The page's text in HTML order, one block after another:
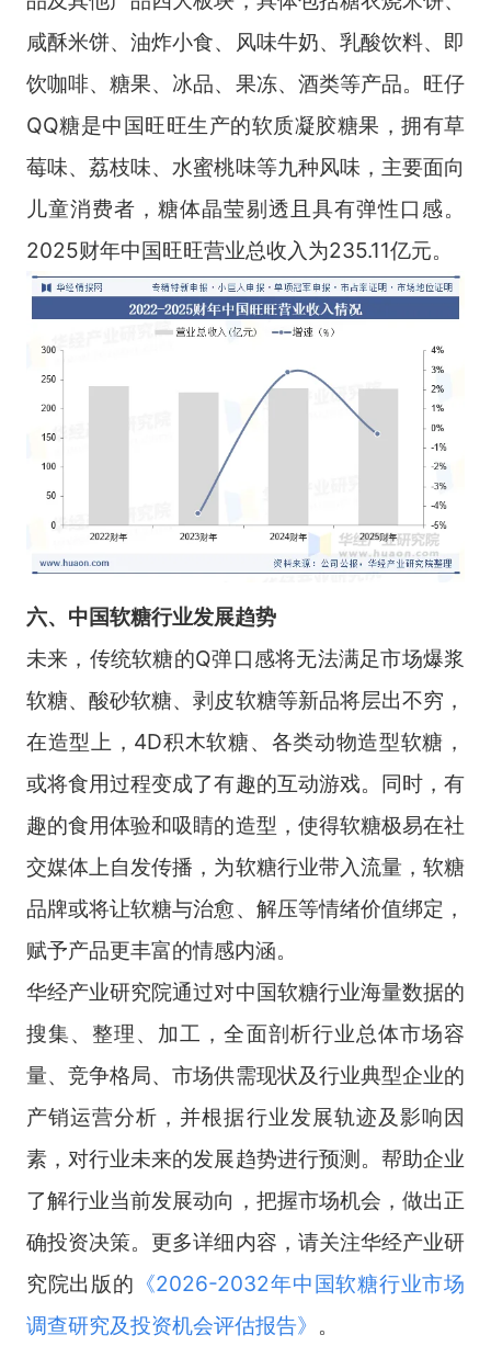
咸酥米饼、油炸小食、风味牛奶、乳酸饮料、即
饮咖啡、糖果、冰品、果冻、酒类等产品。旺仔
QQ糖是中国旺旺生产的软质凝胶糖果，拥有草
莓味、荔枝味、水蜜桃味等九种风味，主要面向
儿童消费者，糖体晶莹剔透且具有弹性口感。
2025财年中国旺旺营业总收入为235.11亿元。
六、中国软糖行业发展趋势
未来，传统软糖的Q弹口感将无法满足市场爆浆
软糖、酸砂软糖、剥皮软糖等新品将层出不穷，
在造型上，4D积木软糖、各类动物造型软糖，
或将食用过程变成了有趣的互动游戏。同时，有
趣的食用体验和吸睛的造型，使得软糖极易在社
交媒体上自发传播，为软糖行业带入流量，软糖
品牌或将让软糖与治愈、解压等情绪价值绑定，
赋予产品更丰富的情感内涵。
华经产业研究院通过对中国软糖行业海量数据的
搜集、整理、加工，全面剖析行业总体市场容
量、竞争格局、市场供需现状及行业典型企业的
产销运营分析，并根据行业发展轨迹及影响因
素，对行业未来的发展趋势进行预测。帮助企业
了解行业当前发展动向，把握市场机会，做出正
确投资决策。更多详细内容，请关注华经产业研
究院出版的 《2026-2032年中国软糖行业市场
调查研究及投资机会评估报告》 。